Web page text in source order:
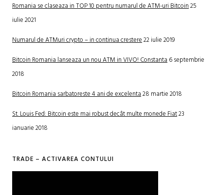
Romania se claseaza in TOP 10 pentru numarul de ATM-uri Bitcoin25
iulie 2021
Numarul de ATMuri crypto – in continua crestere22 iulie 2019
Bitcoin Romania lanseaza un nou ATM in VIVO! Constanta6 septembrie
2018
Bitcoin Romania sarbatoreste 4 ani de excelenta28 martie 2018
St. Louis Fed: Bitcoin este mai robust decât multe monede Fiat23
ianuarie 2018
TRADE – ACTIVAREA CONTULUI